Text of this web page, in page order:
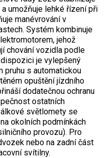
umožňuje lehké řízení při
manévrování v
Systém kombinuje
jehož
chování vozidla podle
je vylepšený
pruhu s automatickou
opuštění jízdního
dodatečnou ochranu
ostatních
světlomety se
okolních podmínkách
provozu). Pro
nebo na zadní část
svítilny.